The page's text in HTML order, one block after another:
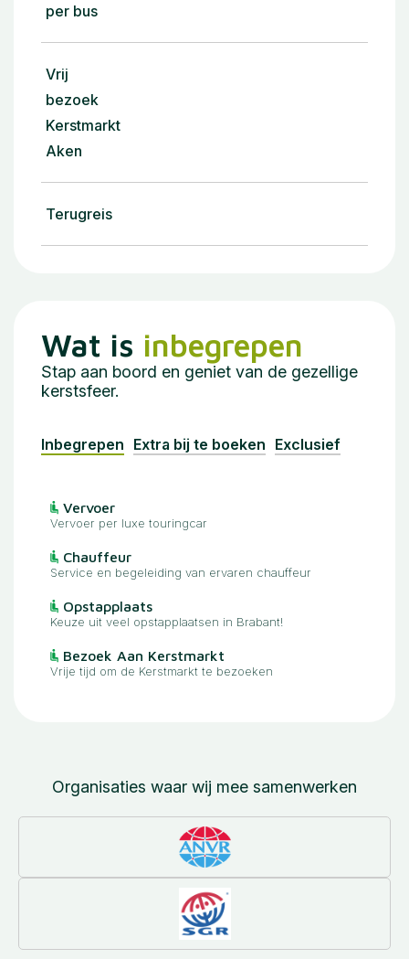
per bus
Vrij
bezoek
Kerstmarkt
Aken
Terugreis
Wat is inbegrepen
Stap aan boord en geniet van de gezellige
kerstsfeer.
Inbegrepen Extra bij te boeken Exclusief
Vervoer
Vervoer per luxe touringcar
Chauffeur
Service en begeleiding van ervaren chauffeur
Opstapplaats
Keuze uit veel opstapplaatsen in Brabant!
Bezoek Aan Kerstmarkt
Vrije tijd om de Kerstmarkt te bezoeken
Organisaties waar wij mee samenwerken